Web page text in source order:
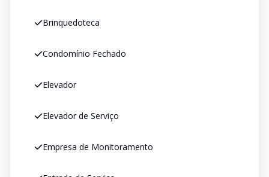
Brinquedoteca
Condomínio Fechado
Elevador
Elevador de Serviço
Empresa de Monitoramento